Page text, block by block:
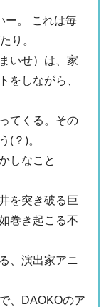
ー。 これは毎
り。
いせ）は、家
をしながら、
てくる。その
(？)。
しなこと
を突き破る巨
巻き起こる不
、演出家アニ
、DAOKOのア